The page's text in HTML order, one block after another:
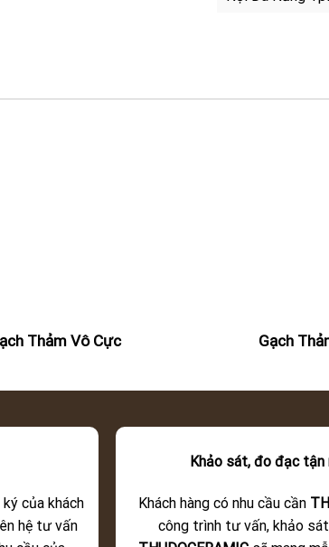
Thảm Vô Cực Gạch
của khách
hệ tư vấn
Khảo sát, đo đạc tận
Khách hàng có nhu cầu cần
công trình tư vấn, khảo